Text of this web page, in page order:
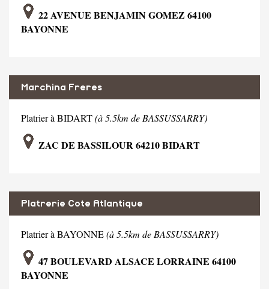
22 AVENUE BENJAMIN GOMEZ 64100
BAYONNE
Marchina Freres
Platrier à BIDART(à 5.5km de BASSUSSARRY)
ZAC DE BASSILOUR 64210 BIDART
Platrerie Cote Atlantique
Platrier à BAYONNE(à 5.5km de BASSUSSARRY)
47 BOULEVARD ALSACE LORRAINE 64100
BAYONNE